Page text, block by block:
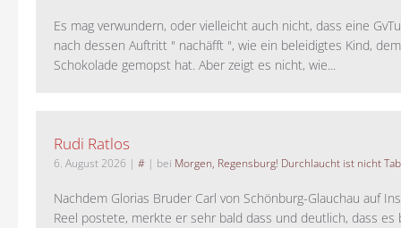
Es mag verwundern, oder vielleicht auch nicht, dass eine
nach dessen Auftritt " nachäfft ", wie ein beleidigtes Kind,
Schokolade gemopst hat. Aber zeigt es nicht, wie...
Rudi Ratlos
6. August 2026 | # | bei Morgen, Regensburg! Durchlaucht ist nicht
Nachdem Glorias Bruder Carl von Schönburg-Glauchau auf
Reel postete, merkte er sehr bald dass und deutlich, dass es